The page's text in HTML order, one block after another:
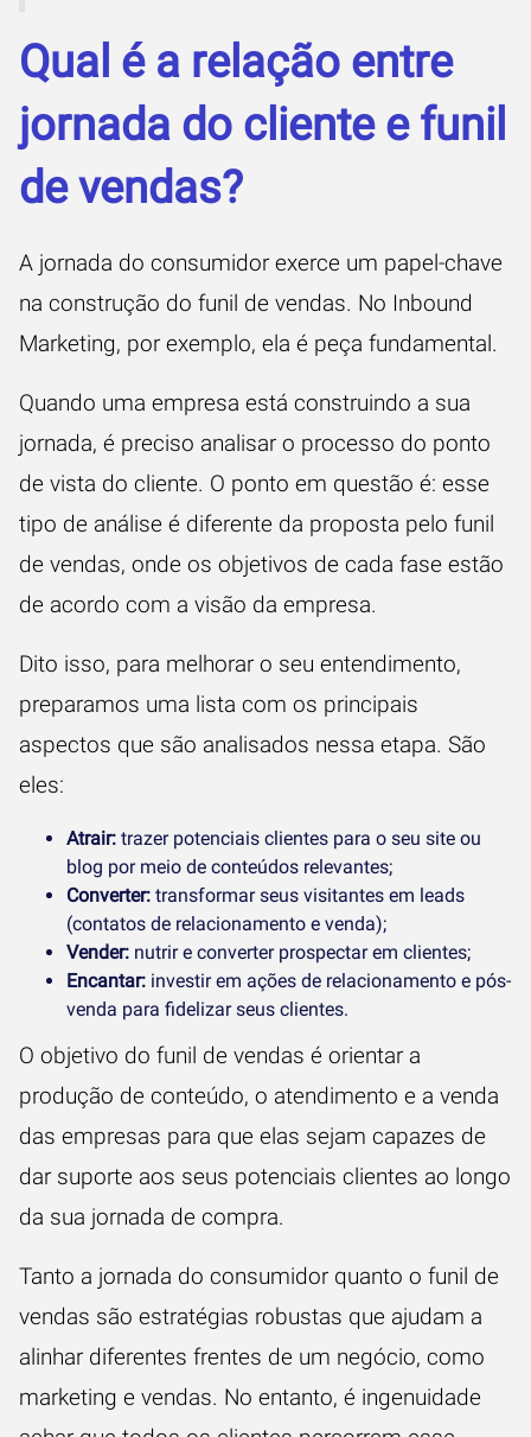
Qual é a relação entre
jornada do cliente e funil
de vendas?
A jornada do consumidor exerce um papel-chave
na construção do funil de vendas. No Inbound
Marketing, por exemplo, ela é peça fundamental.
Quando uma empresa está construindo a sua
jornada, é preciso analisar o processo do ponto
de vista do cliente. O ponto em questão é: esse
tipo de análise é diferente da proposta pelo funil
de vendas, onde os objetivos de cada fase estão
de acordo com a visão da empresa.
Dito isso, para melhorar o seu entendimento,
preparamos uma lista com os principais
aspectos que são analisados nessa etapa. São
eles:
Atrair: trazer potenciais clientes para o seu site ou
blog por meio de conteúdos relevantes;
Converter: transformar seus visitantes em leads
(contatos de relacionamento e venda);
Vender: nutrir e converter prospectar em clientes;
Encantar: investir em ações de relacionamento e pós-
venda para fidelizar seus clientes.
O objetivo do funil de vendas é orientar a
produção de conteúdo, o atendimento e a venda
das empresas para que elas sejam capazes de
dar suporte aos seus potenciais clientes ao longo
da sua jornada de compra.
Tanto a jornada do consumidor quanto o funil de
vendas são estratégias robustas que ajudam a
alinhar diferentes frentes de um negócio, como
marketing e vendas. No entanto, é ingenuidade